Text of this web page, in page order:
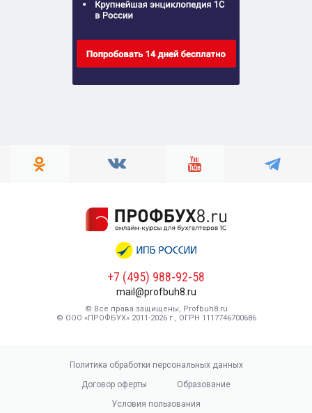
+7 (495) 988-92-58
mail@profbuh8.ru
© Все права защищены, Profbuh8.ru
© ООО «ПРОФБУХ» 2011-2026 г., ОГРН 1117746700686
Политика обработки персональных данных
Договор оферты
Образование
Условия пользования